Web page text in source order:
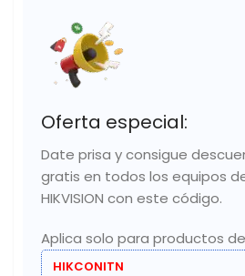
Oferta especial:
Date prisa y consigue
gratis en todos los equipos
HIKVISION con este código.
Aplica solo para productos de
HIKCONITN